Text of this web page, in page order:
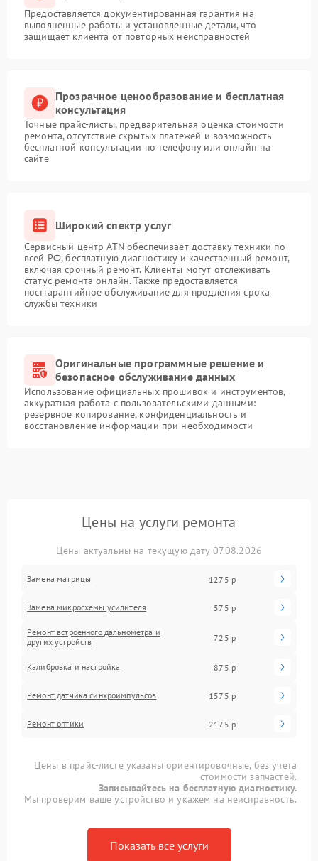
Предоставляется документированная гарантия на
выполненные работы и установленные детали, что
защищает клиента от повторных неисправностей
Прозрачное ценообразование и бесплатная
консультация
Точные прайс-листы, предварительная оценка стоимости
ремонта, отсутствие скрытых платежей и возможность
бесплатной консультации по телефону или онлайн на
сайте
Широкий спектр услуг
Сервисный центр ATN обеспечивает доставку техники по
всей РФ, бесплатную диагностику и качественный ремонт,
включая срочный ремонт. Клиенты могут отслеживать
статус ремонта онлайн. Также предоставляется
постгарантийное обслуживание для продления срока
службы техники
Оригинальные программные решение и
безопасное обслуживание данных
Использование официальных прошивок и инструментов,
аккуратная работа с пользовательскими данными:
резервное копирование, конфиденциальность и
восстановление информации при необходимости
Цены на услуги ремонта
Цены актуальны на текущую дату 07.08.2026
Замена матрицы 1275 р
Замена микросхемы усилителя 575 р
Ремонт встроенного дальнометра и
других устройств
725 р
Калибровка и настройка 875 р
Ремонт датчика синхроимпульсов 1575 р
Ремонт оптики 2175 р
Цены в прайс-листе указаны ориентировочные, без учета
стоимости запчастей.
Записывайтесь на бесплатную диагностику.
Мы проверим ваше устройство и укажем на неисправность.
Показать все услуги